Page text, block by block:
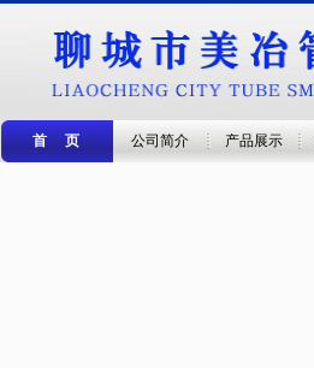
首 页 公司简介 产品展示